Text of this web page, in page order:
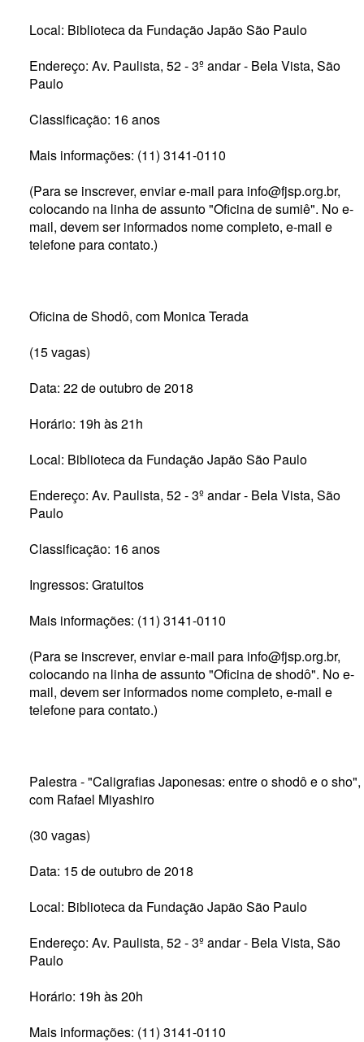
Local: Biblioteca da Fundação Japão São Paulo
Endereço: Av. Paulista, 52 - 3º andar - Bela Vista, São
Paulo
Classificação: 16 anos
Mais informações: (11) 3141-0110
(Para se inscrever, enviar e-mail para info@fjsp.org.br,
colocando na linha de assunto "Oficina de sumiê". No e-
mail, devem ser informados nome completo, e-mail e
telefone para contato.)
Oficina de Shodô, com Monica Terada
(15 vagas)
Data: 22 de outubro de 2018
Horário: 19h às 21h
Local: Biblioteca da Fundação Japão São Paulo
Endereço: Av. Paulista, 52 - 3º andar - Bela Vista, São
Paulo
Classificação: 16 anos
Ingressos: Gratuitos
Mais informações: (11) 3141-0110
(Para se inscrever, enviar e-mail para info@fjsp.org.br,
colocando na linha de assunto "Oficina de shodô". No e-
mail, devem ser informados nome completo, e-mail e
telefone para contato.)
Palestra - "Caligrafias Japonesas: entre o shodô e o sho",
com Rafael Miyashiro
(30 vagas)
Data: 15 de outubro de 2018
Local: Biblioteca da Fundação Japão São Paulo
Endereço: Av. Paulista, 52 - 3º andar - Bela Vista, São
Paulo
Horário: 19h às 20h
Mais informações: (11) 3141-0110